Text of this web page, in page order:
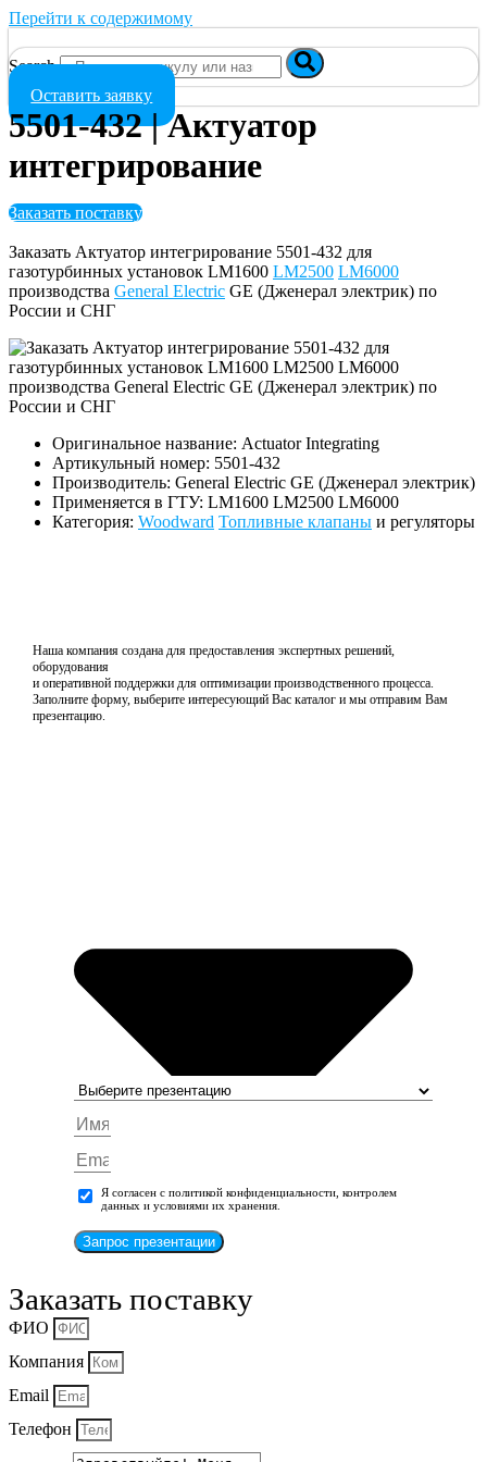
Перейти к содержимому
Search
Оставить заявку
5501-432 | Актуатор
интегрирование
Заказать поставку
Заказать Актуатор интегрирование 5501-432 для
газотурбинных установок LM1600 LM2500 LM6000
производства General Electric GE (Дженерал электрик) по
России и СНГ
Оригинальное название: Actuator Integrating
Артикульный номер: 5501-432
Производитель: General Electric GE (Дженерал электрик)
Применяется в ГТУ: LM1600 LM2500 LM6000
Категория: Woodward Топливные клапаны и регуляторы
Наша компания создана для предоставления экспертных решений,
оборудования
и оперативной поддержки для оптимизации производственного процесса.
Заполните форму, выберите интересующий Вас каталог и мы отправим Вам
презентацию.
Я согласен с политикой конфиденциальности, контролем
данных и условиями их хранения.
Запрос презентации
Заказать поставку
ФИО
Компания
Email
Телефон